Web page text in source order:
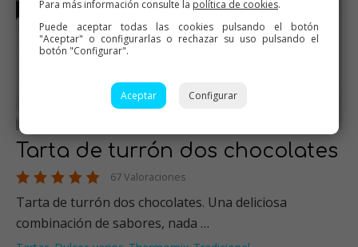
Tarta de turrón dos chocolates
67 Valoraciones
Tarta de turrón dos chocolates. Una deliciosa
combinación de sabores, nada …
Para más información consulte la política de cookies.
Puede aceptar todas las cookies pulsando el botón
"Aceptar" o configurarlas o rechazar su uso pulsando el
botón "Configurar".
Aceptar Configurar